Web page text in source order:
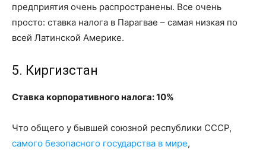
предприятия очень распространены. Все очень
просто: ставка налога в Парагвае – самая низкая по
всей Латинской Америке.
5. Киргизстан
Ставка корпоративного налога: 10%
Что общего у бывшей союзной республики СССР,
самого безопасного государства в мире,